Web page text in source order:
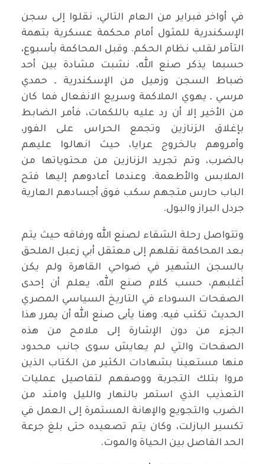
في أواخر فبراير من العام التالي، نقلوا إلى سجن
الإسكندرية للمثول أمام محكمة عسكرية بتهمة
التآمر لقلب نظام الحكم. وقبل المحاكمة بأسبوع،
حسبما يذكر صنع الله، نشبت مشادة بين أحد
ضباط السجن وزميل من الإسكندرية ـ حمدي
مرسي ـ يهوي الملاكمة وسريع الانفعال فما كان
من الأخير إلا أن رد عليه باللكمات، فأمر الضابط
بإغلاق الزنازين وتجمع الحراس على الفور،
وأمروهم بالخروج عرايا، حيث انهالوا عليهم
بالضرب، وتم تجريد الزنازين من محتوياتها من
الملابس والأطعمة. وعندما أعادوهم إليها فتح
الباب حارس متجهم سكب فوق أجسادهم العارية
جردل البراز والبول.
وتتواصل رحلة الشقاء لصنع الله ورفاقه حيث يتم
بعد المحاكمة نقلهم إلى معتقل أبي زعبل الملحق
بالسجن الشهير في ضواحي القاهرة ولم يكن
أغلبهم، حسب كلام صنع الله، يعلم أن إحدى
الصفحات السوداء في التاريخ السياسي المصري
الحديث تكتب فيه. وهنا يأبى صنع الله أن يمرر هذا
الجزء من دون الإشارة إلى ملامح من هذه
الصفحات والتي لم يعايش سوى جانب محدود
منها مستعينا بشهادات الكثير من الكتاب الذين
مروا بتلك التجربة ووصفهم لتفاصيل عمليات
التعذيب الذي استمر بالنهار والليل وامتد من
الضرب والتجويع والإهانة المستمرة إلى العمل في
تكسير البازلت، وكان يتم تصعيده حتى بلغ جرعة
الحد الفاصل بين الحياة والموت.